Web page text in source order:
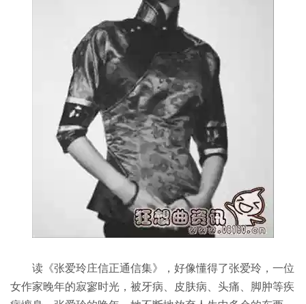
读《张爱玲庄信正通信集》，好像懂得了张爱玲，一位
女作家晚年的寂寥时光，被牙病、皮肤病、头痛、脚肿等疾